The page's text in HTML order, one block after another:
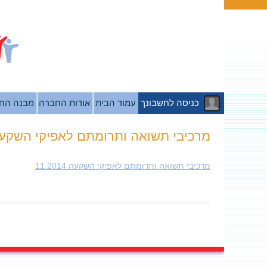
כניסה לחשבונך עמוד הבית אודות החברה מבנה
מרכיבי תשואה ותרומתם לאפיקי השקעה
מרכיבי תשואה ותרומתם לאפיקי השקעה 11.2014